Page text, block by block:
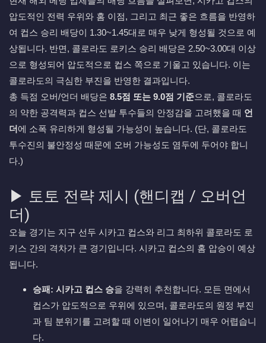
압도적인 전력 우위와 홈 이점, 그리고 최근 좋은 흐름을 반영하
여 컵스 승리 배당이 1.30~1.45대로 매우 낮게 형성될 것으로 예
상됩니다. 반면, 콜로라도 로키스 승리 배당은 2.50~3.00대 이상
으로 형성되어 압도적으로 컵스 쪽으로 기울고 있습니다. 이는
콜로라도의 극심한 부진을 반영한 결과입니다.
총 득점 오버/언더 배당은 8.5점 또는 9.0점 기준으로, 콜로라도
의 약한 공격력과 컵스 선발 투수들의 안정감을 고려했을 때 언
더에 소폭 유리하게 형성될 가능성이 높습니다. (단, 콜로라도
투수진의 불안정성 때문에 오버 가능성도 염두에 두어야 합니
다.)
▶ 토토 전략 제시 (핸디캡 / 오버언
더)
오늘 경기는 지구 선두 시카고 컵스와 리그 최하위 콜로라도 로
키스 간의 격차가 큰 경기입니다. 시카고 컵스의 홈 압승이 예상
됩니다.
승패: 시카고 컵스 승을 강력히 추천합니다. 모든 면에서
컵스가 압도적으로 우위에 있으며, 콜로라도의 원정 부진
과 팀 분위기를 고려할 때 이변이 일어나기 매우 어렵습니
다.